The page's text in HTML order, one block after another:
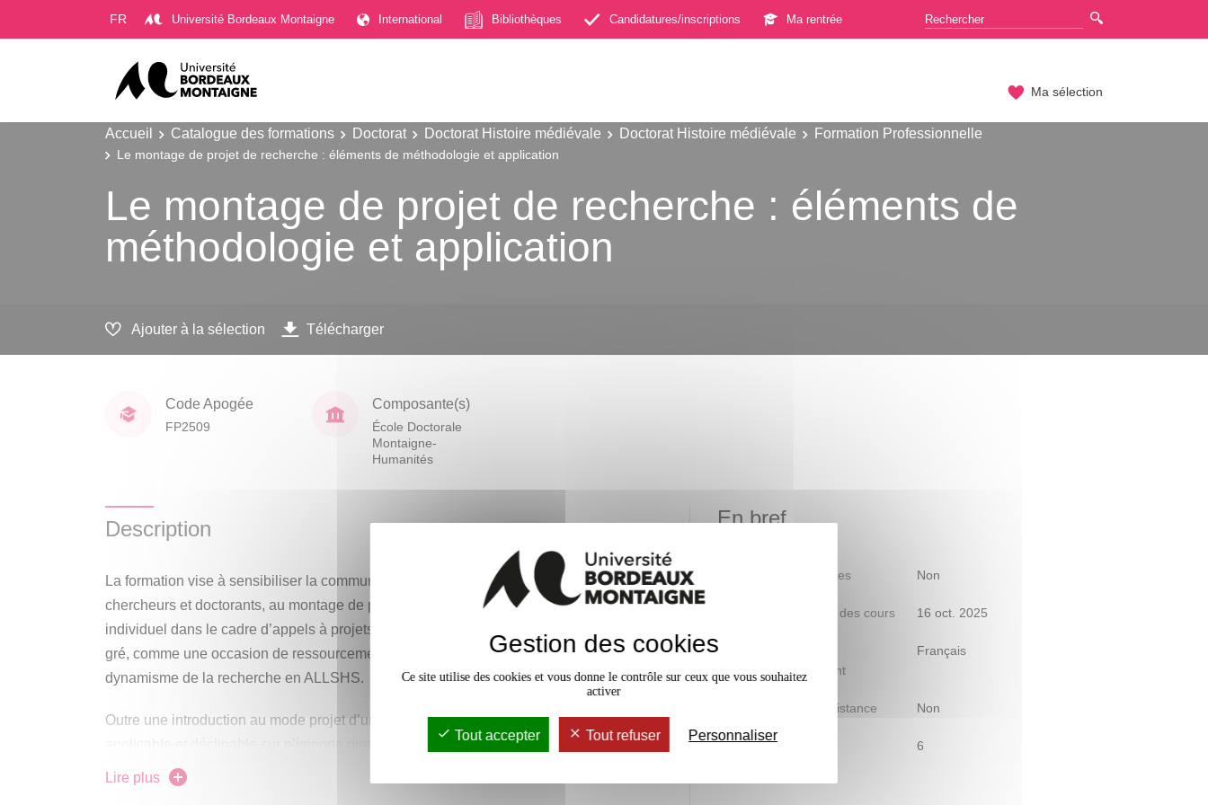
FR Université Bordeaux Montaigne International Bibliothèques Candidatures/inscriptions Ma rentrée
Ma sélection
Accueil Catalogue des formations Doctorat Doctorat Histoire médiévale Doctorat Histoire médiévale Formation Professionnelle
Le montage de projet de recherche : éléments de méthodologie et application
Le montage de projet de recherche : éléments de
méthodologie et application
Ajouter à la sélection Télécharger
Code Apogée
FP2509
Composante(s)
École Doctorale
Montaigne-
Humanités
Description
La formation vise à sensibiliser la communauté scientifique, enseignants-
chercheurs et doctorants, au montage de projet de recherche collectif ou
individuel dans le cadre d’appels à projets ciblés ou de partenariats de gré à
gré, comme une occasion de ressourcement et un moyen de contribuer au
dynamisme de la recherche en ALLSHS.
Outre une introduction au mode projet d’un point de vue méthodologique
applicable et déclinable sur n’importe quel projet de recherche, la formation
exposera les caractéristiques essentielles du montage de projet spécifique en
Lire plus
En bref
Mobilité d'études Non
Date de début des cours 16 oct. 2025
d'enseignement
Français
Accessible à distance Non
Effectif 6
Gestion des cookies
Ce site utilise des cookies et vous donne le contrôle sur ceux que vous souhaitez
activer
Tout accepter Tout refuser Personnaliser